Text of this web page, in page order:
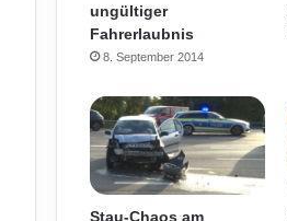
ungültiger
Fahrerlaubnis
8. September 2014
Stau-Chaos am